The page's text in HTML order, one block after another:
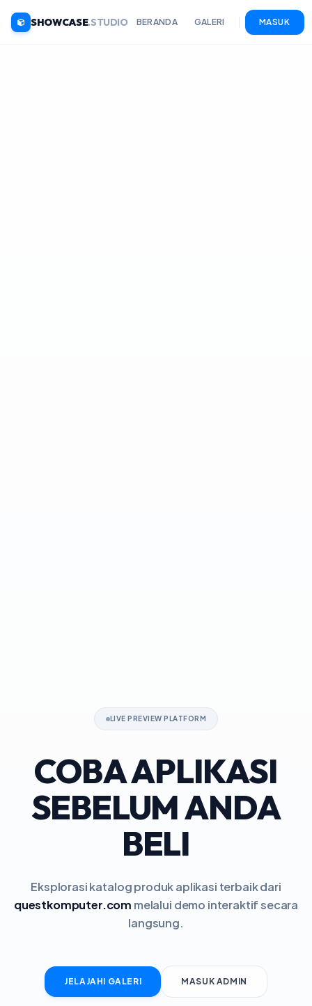
SHOWCASE.STUDIO BERANDA GALERI MASUK
LIVE PREVIEW PLATFORM
COBA APLIKASI
SEBELUM ANDA
BELI
Eksplorasi katalog produk aplikasi terbaik dari
questkomputer.com melalui demo interaktif secara
langsung.
JELAJAHI GALERI MASUK ADMIN